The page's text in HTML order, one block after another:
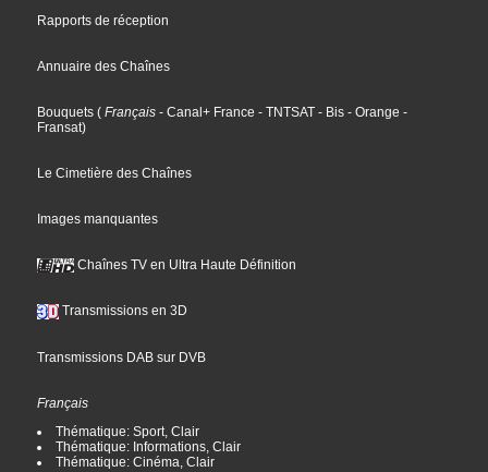
Rapports de réception
Annuaire des Chaînes
Bouquets ( Français - Canal+ France - TNTSAT - Bis - Orange -
Fransat)
Le Cimetière des Chaînes
Images manquantes
Chaînes TV en Ultra Haute Définition
Transmissions en 3D
Transmissions DAB sur DVB
Français
Thématique: Sport, Clair
Thématique: Informations, Clair
Thématique: Cinéma, Clair